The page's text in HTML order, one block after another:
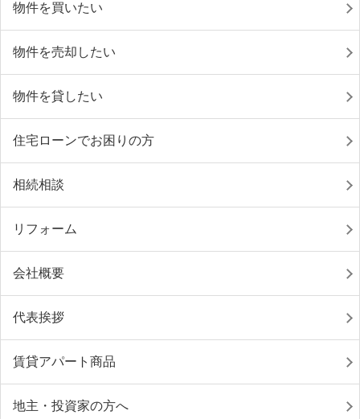
物件を買いたい
物件を売却したい
物件を貸したい
住宅ローンでお困りの方
相続相談
リフォーム
会社概要
代表挨拶
賃貸アパート商品
地主・投資家の方へ